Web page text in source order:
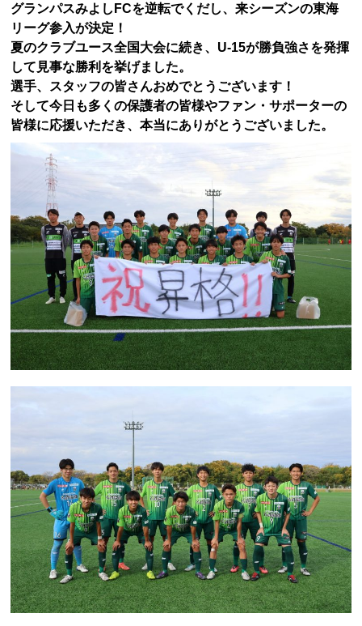
グランパスみよしFCを逆転でくだし、来シーズンの東海
リーグ参入が決定！
夏のクラブユース全国大会に続き、U-15が勝負強さを発揮
して見事な勝利を挙げました。
選手、スタッフの皆さんおめでとうございます！
そして今日も多くの保護者の皆様やファン・サポーターの
皆様に応援いただき、本当にありがとうございました。